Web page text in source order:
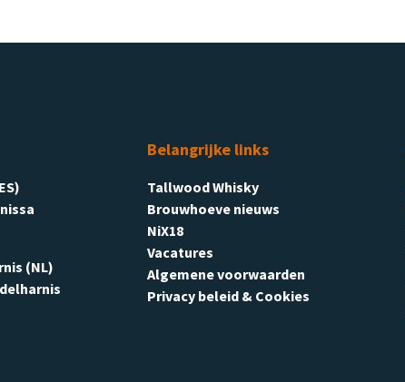
(NL)
Belangrijke links
Tallwood Whisky
Brouwhoeve nieuws
NiX18
Vacatures
Algemene voorwaarden
Privacy beleid & Cookies